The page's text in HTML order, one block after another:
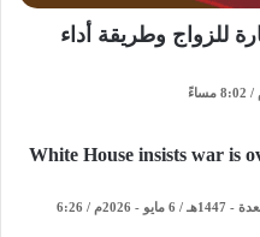
للزواج وطريقة أداء
White House insists war is
الأربعاء - 19 ذو القعدة - 1447هـ / 6 مايو - 2026م / 6:26